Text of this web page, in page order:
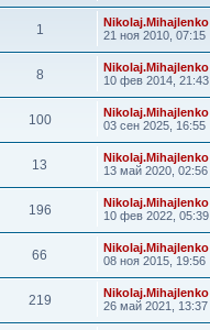
1
Nikolaj.Mihajlenko
21 ноя 2010, 07:15
8
Nikolaj.Mihajlenko
10 фев 2014, 21:43
100
Nikolaj.Mihajlenko
03 сен 2025, 16:55
13
Nikolaj.Mihajlenko
13 май 2020, 02:56
196
Nikolaj.Mihajlenko
10 фев 2022, 05:39
66
Nikolaj.Mihajlenko
08 ноя 2015, 19:56
219
Nikolaj.Mihajlenko
26 май 2021, 13:37